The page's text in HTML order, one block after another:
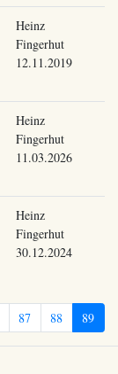
Heinz
Fingerhut
12.11.2019
Heinz
Fingerhut
11.03.2026
Heinz
Fingerhut
30.12.2024
87 88 89